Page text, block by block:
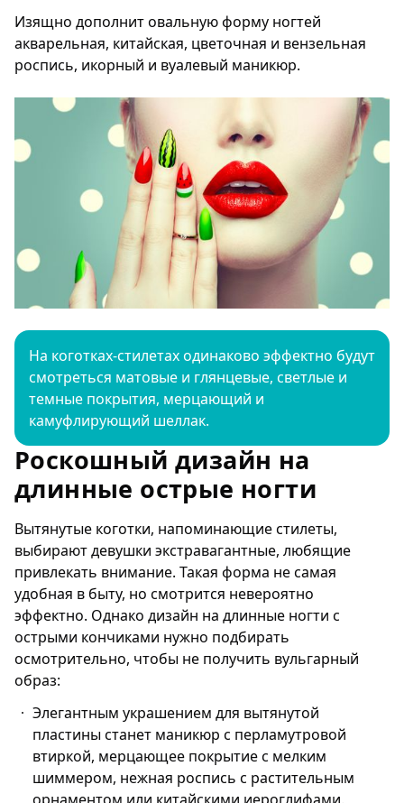
Изящно дополнит овальную форму ногтей
акварельная, китайская, цветочная и вензельная
роспись, икорный и вуалевый маникюр.
На коготках-стилетах одинаково эффектно будут
смотреться матовые и глянцевые, светлые и
темные покрытия, мерцающий и
камуфлирующий шеллак.
Роскошный дизайн на
длинные острые ногти
Вытянутые коготки, напоминающие стилеты,
выбирают девушки экстравагантные, любящие
привлекать внимание. Такая форма не самая
удобная в быту, но смотрится невероятно
эффектно. Однако дизайн на длинные ногти с
острыми кончиками нужно подбирать
осмотрительно, чтобы не получить вульгарный
образ:
Элегантным украшением для вытянутой
пластины станет маникюр с перламутровой
втиркой, мерцающее покрытие с мелким
шиммером, нежная роспись с растительным
орнаментом или китайскими иероглифами.